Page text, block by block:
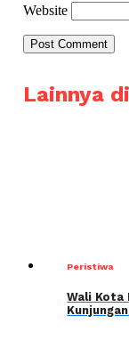
Website
Lainnya
Peristiwa
Wali Kota